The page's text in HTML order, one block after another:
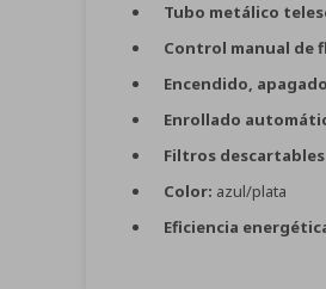
Tubo metálico
Control manual de
Encendido,
Enrollado
Filtros descartables
Color: azul/plata
Eficiencia